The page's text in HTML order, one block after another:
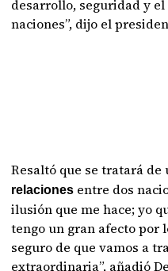
desarrollo, seguridad y
naciones”, dijo el
Resaltó que se tratará
relaciones entre dos
ilusión que me hace; yo
tengo un gran afecto por
seguro de que vamos a
extraordinaria”, añadió